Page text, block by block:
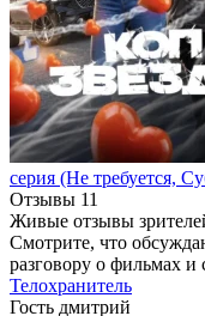
серия (Не требуется,
Отзывы 11
Живые отзывы
Смотрите, что
разговору о фильмах и
Телохранитель
Гость дмитрий